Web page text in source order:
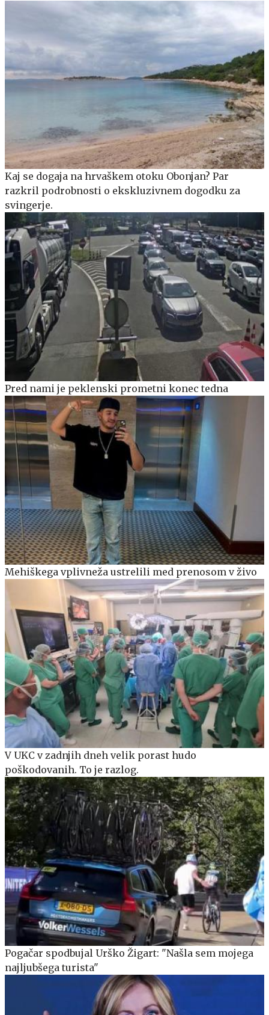
Kaj se dogaja na hrvaškem otoku Obonjan? Par
razkril podrobnosti o ekskluzivnem dogodku za
svingerje.
Pred nami je peklenski prometni konec tedna
Mehiškega vplivneža ustrelili med prenosom v živo
V UKC v zadnjih dneh velik porast hudo
poškodovanih. To je razlog.
Pogačar spodbujal Urško Žigart: "Našla sem mojega
najljubšega turista"